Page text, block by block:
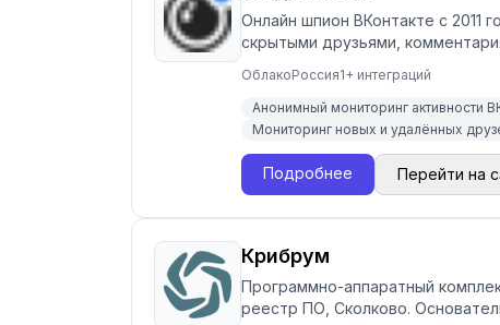
Онлайн шпион ВКонтакте с 2011
скрытыми друзьями,
ОблакоРоссия1+ интеграций
Анонимный мониторинг активности
Мониторинг новых и удалённых
Подробнее Перейти на
Крибрум
Программно-аппаратный
реестр ПО, Сколково.